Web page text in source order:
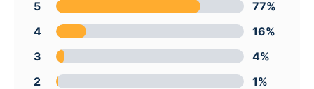
5
77%
4
16%
3
4%
2
1%